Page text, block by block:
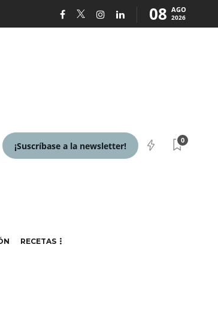
08 AGO
2026
¡Suscríbase a la newsletter!
0
RECETAS